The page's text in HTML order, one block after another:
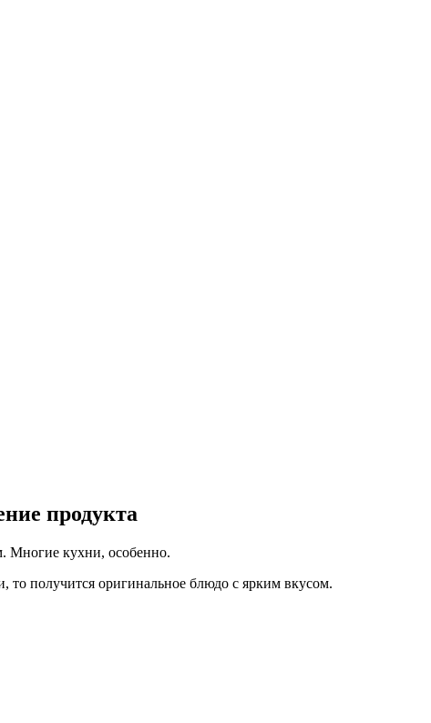
продукта
Многие кухни, особенно.
получится оригинальное блюдо с ярким вкусом.